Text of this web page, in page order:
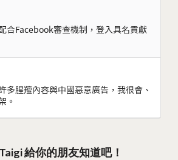
合Facebook審查機制，登入具名貢獻
多腥羶內容與中國惡意廣告，我很會、
。
給你的朋友知道吧！